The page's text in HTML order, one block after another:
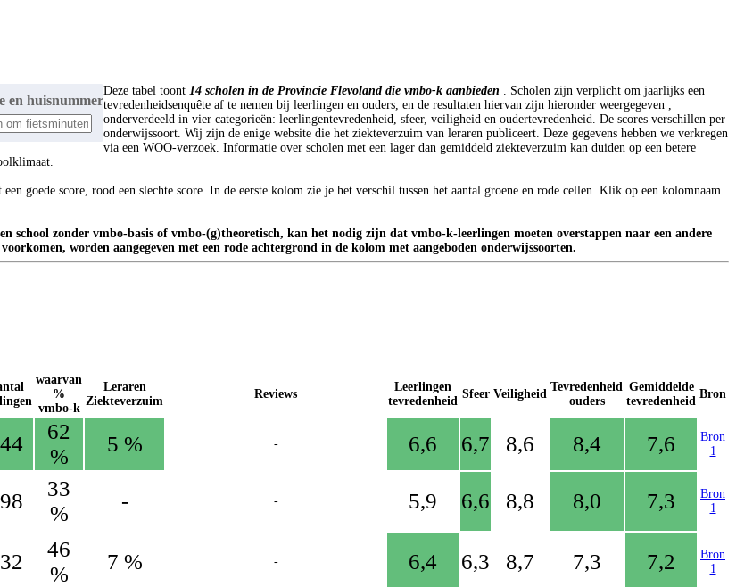
en huisnummer
Deze tabel toont 14 scholen in de Provincie Flevoland die vmbo-k aanbieden
Scholen zijn verplicht om jaarlijks een
tevredenheidsenquête af te nemen bij leerlingen en ouders, en de resultaten hiervan zijn hieronder weergegeven
onderverdeeld in vier categorieën: leerlingentevredenheid, sfeer, veiligheid en oudertevredenheid. De scores verschillen per
onderwijssoort. Wij zijn de enige website die het ziekteverzuim van leraren publiceert. Deze gegevens hebben we verkregen
via een WOO-verzoek. Informatie over scholen met een lager dan gemiddeld ziekteverzuim kan duiden op een betere
goede score, rood een slechte score. In de eerste kolom zie je het verschil tussen het aantal groene en rode cellen. Klik op een kolomnaam
school zonder vmbo-basis of vmbo-(g)theoretisch, kan het nodig zijn dat vmbo-k-leerlingen moeten overstappen naar een andere
worden aangegeven met een rode achtergrond in de kolom met aangeboden onderwijssoorten.
waarvan
%
vmbo-k
Leraren
Ziekteverzuim
Reviews
Leerlingen
tevredenheid
Sfeer Veiligheid
Tevredenheid
ouders
Gemiddelde
tevredenheid
Bron
62
%
5 % - 6,6 6,7 8,6 8,4 7,6
Bron
1
33
%
- - 5,9 6,6 8,8 8,0 7,3
Bron
1
46
%
7 % - 6,4 6,3 8,7 7,3 7,2
Bron
1